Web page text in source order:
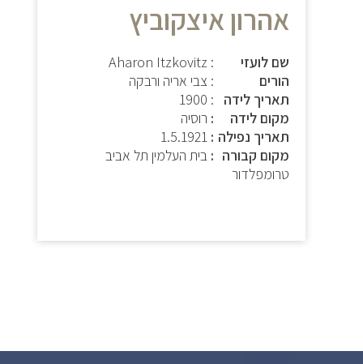
אהרון איצקוביץ
שם לועזי
: Aharon Itzkovitz
הורים
: צבי אריה ורבקה
תאריך לידה
: 1900
מקום לידה
רוסיה
תאריך נפילה
1.5.1921
מקום קבורה
בית העלמין תל אביב
טרומפלדור